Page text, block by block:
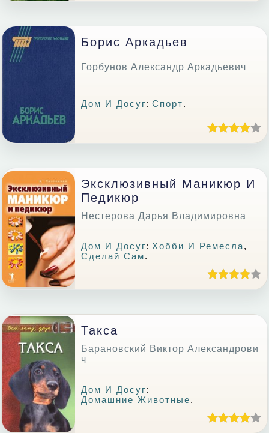
Борис Аркадьев
Горбунов Александр Аркадьевич
Дом И Досуг:Спорт.
Эксклюзивный Маникюр И
Педикюр
Нестерова Дарья Владимировна
Дом И Досуг: Хобби И Ремесла,
Сделай Сам.
Такса
Барановский Виктор Александрови
ч
Дом И Досуг:
Домашние Животные.